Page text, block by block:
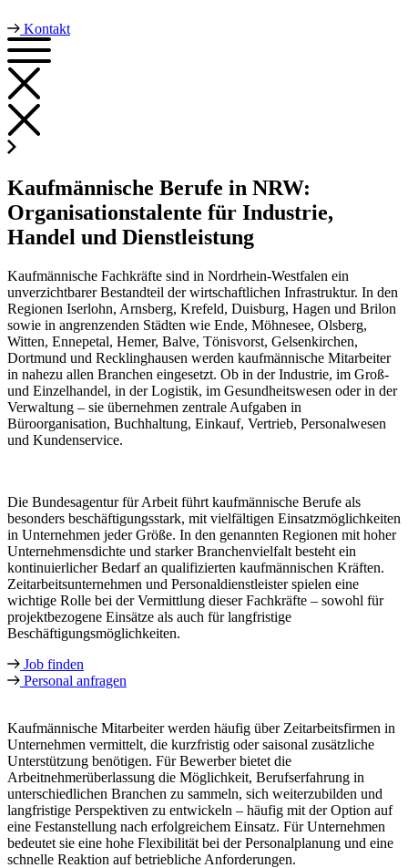
Kontakt
Kaufmännische Berufe in NRW:
Organisationstalente für Industrie,
Handel und Dienstleistung
Kaufmännische Fachkräfte sind in Nordrhein-Westfalen ein
unverzichtbarer Bestandteil der wirtschaftlichen Infrastruktur. In den
Regionen Iserlohn, Arnsberg, Krefeld, Duisburg, Hagen und Brilon
sowie in angrenzenden Städten wie Ende, Möhnesee, Olsberg,
Witten, Ennepetal, Hemer, Balve, Tönisvorst, Gelsenkirchen,
Dortmund und Recklinghausen werden kaufmännische Mitarbeiter
in nahezu allen Branchen eingesetzt. Ob in der Industrie, im Groß-
und Einzelhandel, in der Logistik, im Gesundheitswesen oder in der
Verwaltung – sie übernehmen zentrale Aufgaben in
Büroorganisation, Buchhaltung, Einkauf, Vertrieb, Personalwesen
und Kundenservice.
Die Bundesagentur für Arbeit führt kaufmännische Berufe als
besonders beschäftigungsstark, mit vielfältigen Einsatzmöglichkeiten
in Unternehmen jeder Größe. In den genannten Regionen mit hoher
Unternehmensdichte und starker Branchenvielfalt besteht ein
kontinuierlicher Bedarf an qualifizierten kaufmännischen Kräften.
Zeitarbeitsunternehmen und Personaldienstleister spielen eine
wichtige Rolle bei der Vermittlung dieser Fachkräfte – sowohl für
projektbezogene Einsätze als auch für langfristige
Beschäftigungsmöglichkeiten.
Job finden
Personal anfragen
Kaufmännische Mitarbeiter werden häufig über Zeitarbeitsfirmen in
Unternehmen vermittelt, die kurzfristig oder saisonal zusätzliche
Unterstützung benötigen. Für Bewerber bietet die
Arbeitnehmerüberlassung die Möglichkeit, Berufserfahrung in
unterschiedlichen Branchen zu sammeln, sich weiterzubilden und
langfristige Perspektiven zu entwickeln – häufig mit der Option auf
eine Festanstellung nach erfolgreichem Einsatz. Für Unternehmen
bedeutet sie eine hohe Flexibilität bei der Personalplanung und eine
schnelle Reaktion auf betriebliche Anforderungen.